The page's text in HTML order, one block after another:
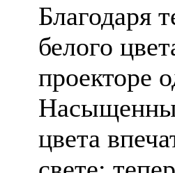
Благодаря
белого
проекторе
цвета